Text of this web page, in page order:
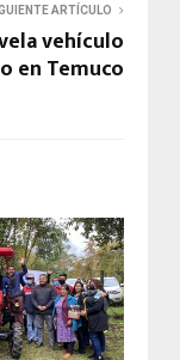
ARTÍCULO
vehículo
en Temuco